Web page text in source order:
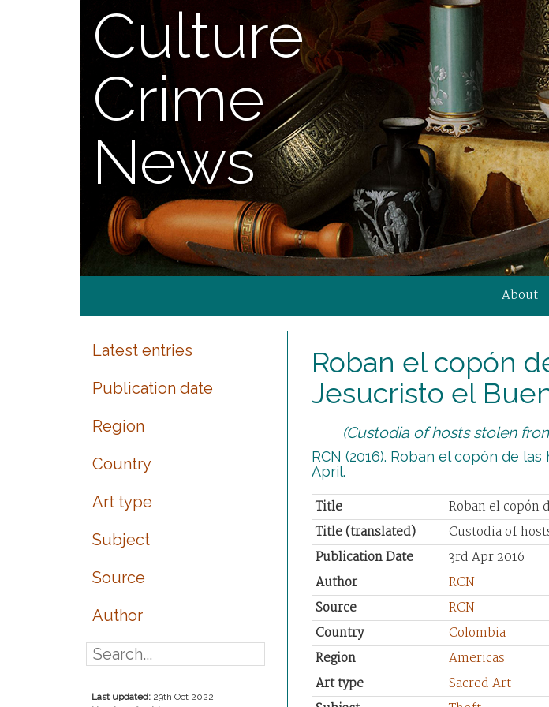
Culture
Crime
News
About
Latest entries
Publication date
Region
Country
Art type
Subject
Source
Author
Last updated: 29th Oct 2022
Roban el copón
Jesucristo el
(Custodia of hosts stolen
RCN (2016). Roban el copón de
April.
Title
Roban el copón
Title (translated)
Custodia of
Publication Date
3rd Apr 2016
Author
RCN
Source
RCN
Country
Colombia
Region
Americas
Art type
Sacred Art